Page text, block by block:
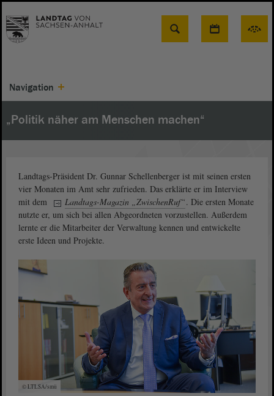
Suche
Navigation
„Politik näher am Menschen machen“
Landtags-Präsident Dr. Gunnar Schellenberger ist mit seinen ersten
vier Monaten im Amt sehr zufrieden. Das erklärte er im Interview
mit dem
Landtags-Magazin „ZwischenRuf“. Die ersten Monate
nutzte er, um sich bei allen Abgeordneten vorzustellen. Außerdem
lernte er die Mitarbeiter der Verwaltung kennen und entwickelte
erste Ideen und Projekte.
© LTLSA/smü